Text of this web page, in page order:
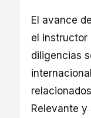
El avance
el instructor
diligencias
Relevante